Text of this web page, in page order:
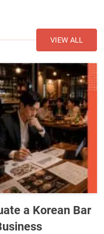
VIEW ALL
a Korean Bar